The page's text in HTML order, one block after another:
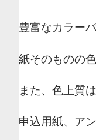
豊富なカラー
紙そのものの
また、色上質
申込用紙、ア